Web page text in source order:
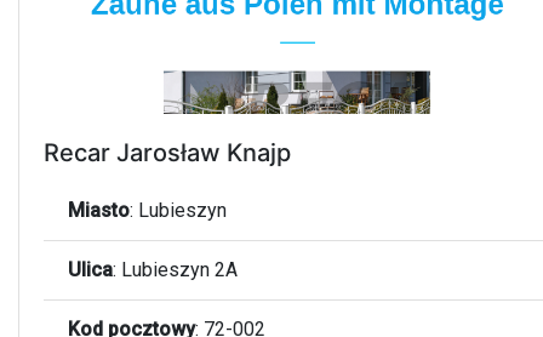
Recar Jarosław Knajp
Miasto: Lubieszyn
Ulica: Lubieszyn 2A
Kod pocztowy: 72-002